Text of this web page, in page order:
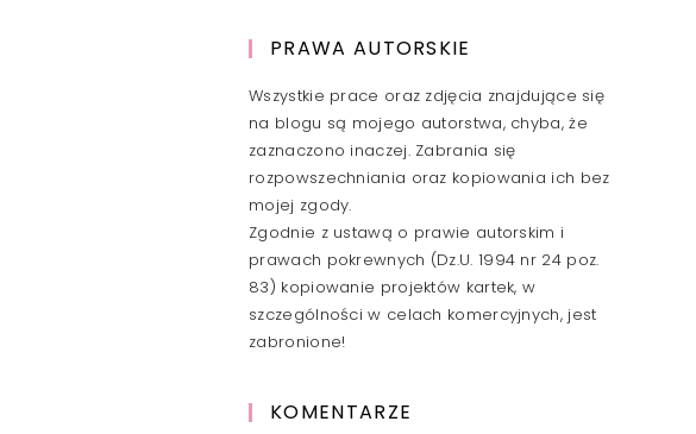
PRAWA AUTORSKIE
Wszystkie prace oraz zdjęcia znajdujące się
na blogu są mojego autorstwa, chyba, że
zaznaczono inaczej. Zabrania się
rozpowszechniania oraz kopiowania ich bez
mojej zgody.
Zgodnie z ustawą o prawie autorskim i
prawach pokrewnych (Dz.U. 1994 nr 24 poz.
83) kopiowanie projektów kartek, w
szczególności w celach komercyjnych, jest
zabronione!
KOMENTARZE